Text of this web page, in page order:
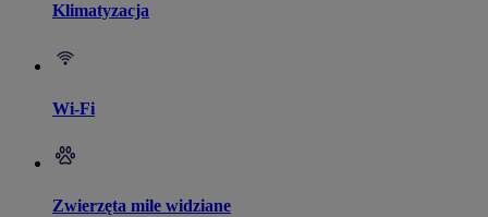
Klimatyzacja
Wi-Fi
Zwierzęta mile widziane